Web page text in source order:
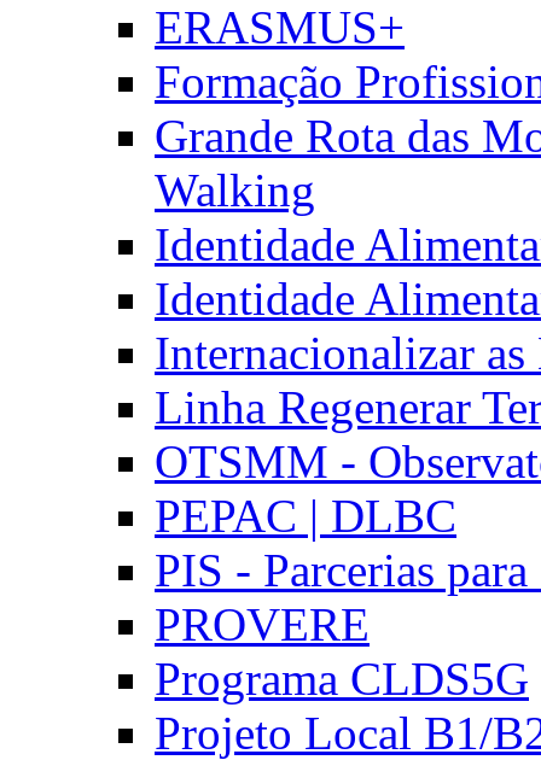
ERASMUS+
Formação
Grande Rota das
Walking
Identidade
Identidade
Internacionalizar
Linha Regenerar
OTSMM -
PEPAC | DLBC
PIS - Parcerias
PROVERE
Programa CLDS5G
Projeto Local B1/